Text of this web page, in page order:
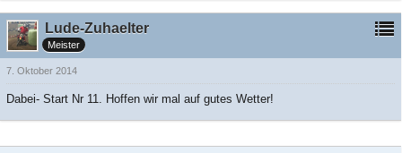
Lude-Zuhaelter
Meister
7. Oktober 2014
Dabei- Start Nr 11. Hoffen wir mal auf gutes Wetter!